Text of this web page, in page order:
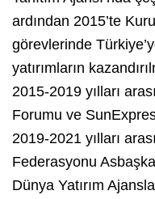
ardından 2015’te
görevlerinde
yatırımların
2015-2019 yılları
Forumu ve
2019-2021 yılları
Federasyonu
Dünya Yatırım